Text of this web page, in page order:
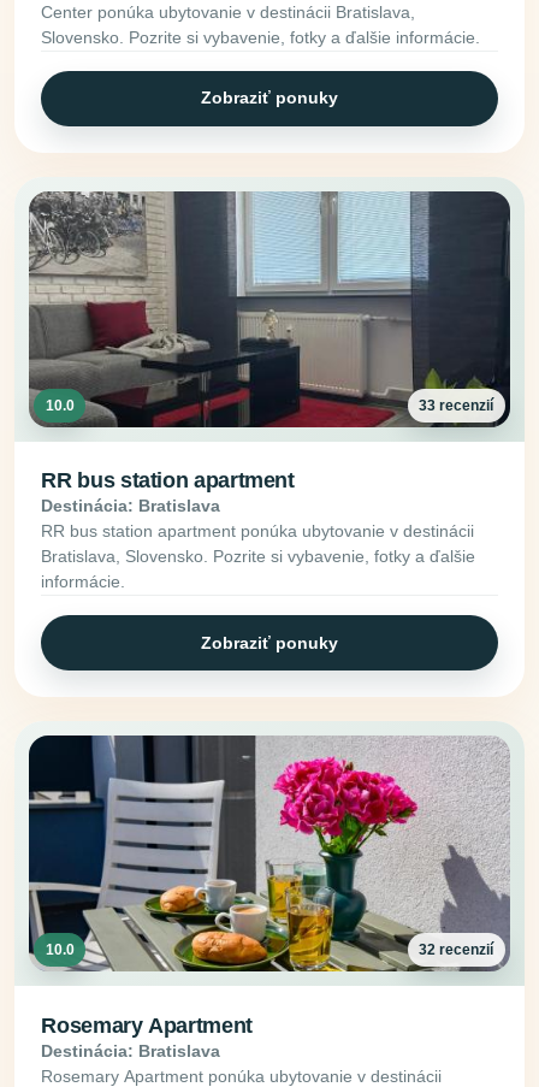
Center ponúka ubytovanie v destinácii Bratislava,
Slovensko. Pozrite si vybavenie, fotky a ďalšie informácie.
Zobraziť ponuky
10.0 33 recenzií
RR bus station apartment
Destinácia: Bratislava
RR bus station apartment ponúka ubytovanie v destinácii
Bratislava, Slovensko. Pozrite si vybavenie, fotky a ďalšie
informácie.
Zobraziť ponuky
10.0 32 recenzií
Rosemary Apartment
Destinácia: Bratislava
Rosemary Apartment ponúka ubytovanie v destinácii